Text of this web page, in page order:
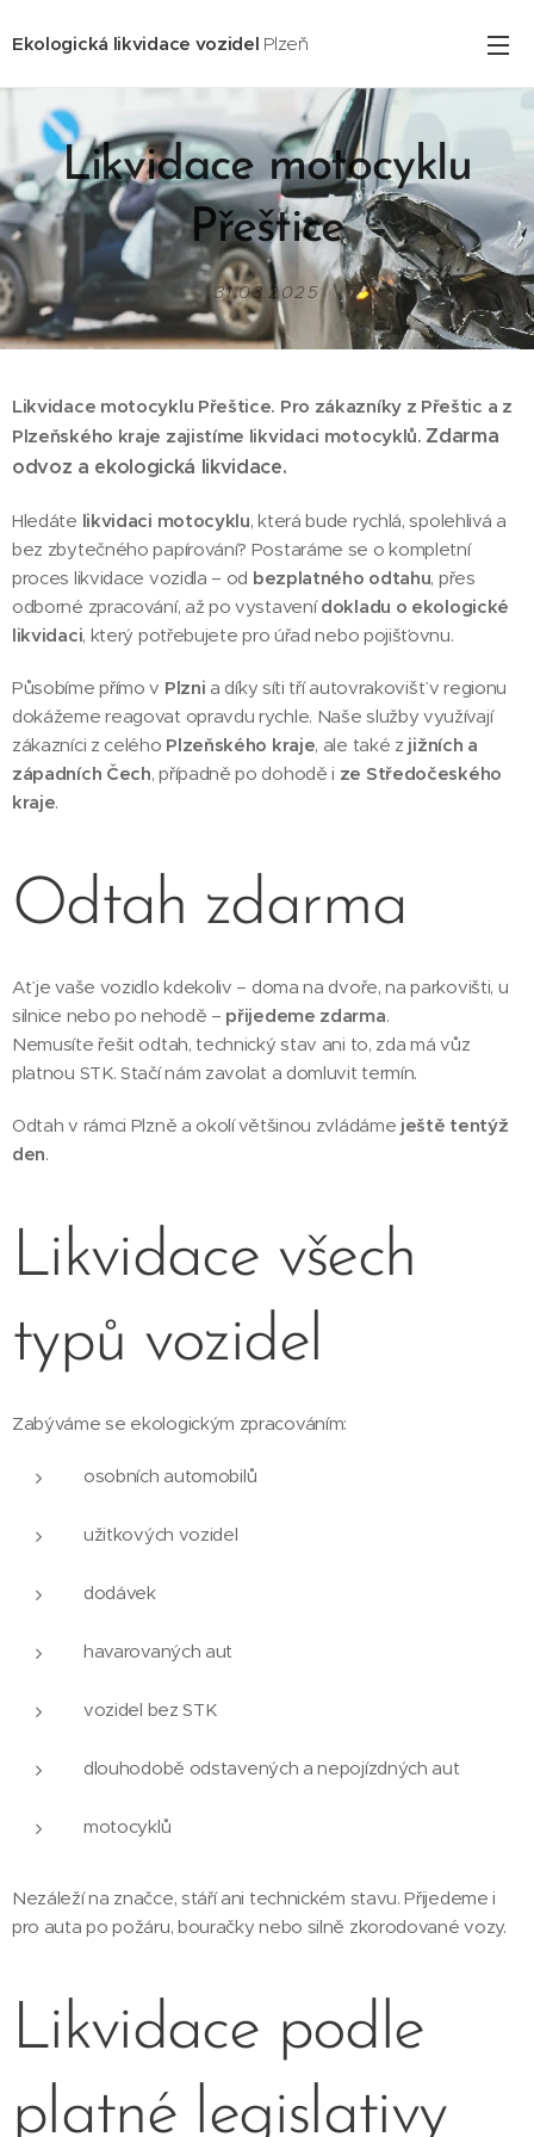
Ekologická likvidace vozidel Plzeň
Likvidace motocyklu
Přeštice
31.03.2025
Likvidace motocyklu Přeštice. Pro zákazníky z Přeštic a z
Plzeňského kraje zajistíme likvidaci motocyklů. Zdarma
odvoz a ekologická likvidace.
Hledáte likvidaci motocyklu, která bude rychlá, spolehlivá a
bez zbytečného papírování? Postaráme se o kompletní
proces likvidace vozidla – od bezplatného odtahu, přes
odborné zpracování, až po vystavenídokladu o ekologické
likvidaci, který potřebujete pro úřad nebo pojišťovnu.
Působíme přímo v Plzni a díky síti tří autovrakovišť v regionu
dokážeme reagovat opravdu rychle. Naše služby využívají
zákazníci z celého Plzeňského kraje, ale také z jižních a
západních Čech, případně po dohodě i ze Středočeského
kraje.
Odtah zdarma
Ať je vaše vozidlo kdekoliv – doma na dvoře, na parkovišti, u
silnice nebo po nehodě – přijedeme zdarma.
Nemusíte řešit odtah, technický stav ani to, zda má vůz
platnou STK. Stačí nám zavolat a domluvit termín.
Odtah v rámci Plzně a okolí většinou zvládáme ještě tentýž
den.
Likvidace všech
typů vozidel
Zabýváme se ekologickým zpracováním:
osobních automobilů
užitkových vozidel
dodávek
havarovaných aut
vozidel bez STK
dlouhodobě odstavených a nepojízdných aut
motocyklů
Nezáleží na značce, stáří ani technickém stavu. Přijedeme i
pro auta po požáru, bouračky nebo silně zkorodované vozy.
Likvidace podle
platné legislativy